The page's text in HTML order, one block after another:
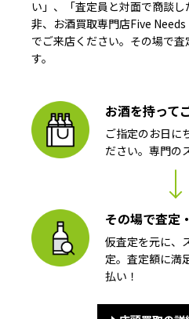
い」、「査定員と対面で商談
非、お酒買取専門店Five
でご来店ください。その場で
す。
お酒を持って
ご指定のお日に
ださい。専門の
その場で査定
仮査定を元に、
定。査定額に満
払い！